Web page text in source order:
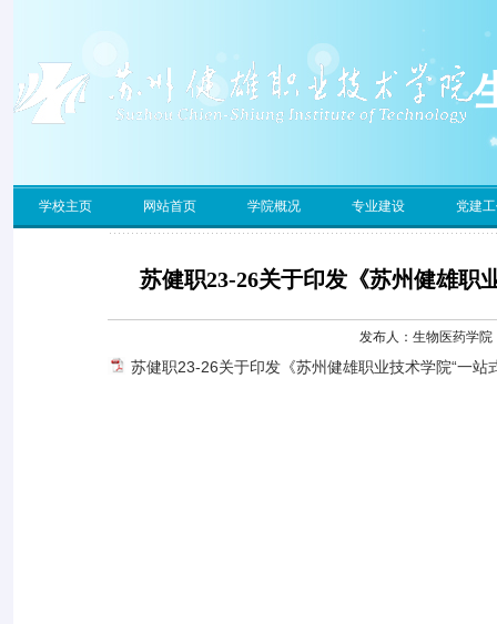
学校主页 网站首页 学院概况 专业建设 党建
苏健职23-26关于印发《苏州健雄职
发布人：生物医药学
苏健职23-26关于印发《苏州健雄职业技术学院“一站